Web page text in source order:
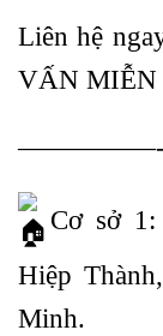
Liên hệ
VẤN MIỄN
—————-
Cơ sở 1:
Hiệp
Minh.